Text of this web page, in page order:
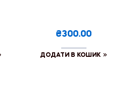
₴300.00
ДОДАТИ В КОШИК